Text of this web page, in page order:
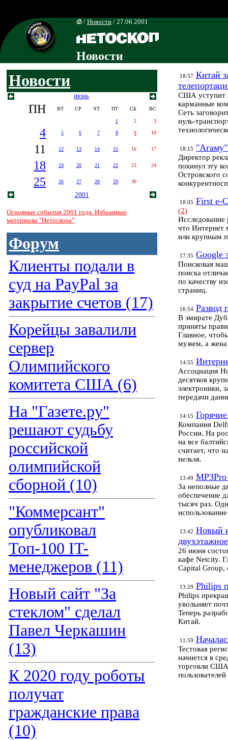
/ Новости / 27.06.2001
Новости
Новости
ИЮНЬ
ПН ВТ СР ЧТ ПТ СБ ВС
1 2 3
4 5 6 7 8 9 10
11 12 13 14 15 16 17
18 19 20 21 22 23 24
25 26 27 28 29 30
2001
Основные события 2001 года. Избранные
материалы "Нетоскопа"
Форум
Клиенты подали в
суд на PayPal за
закрытие счетов (17)
Корейцы завалили
сервер
Олимпийского
комитета США (6)
На "Газете.ру"
решают судьбу
российской
олимпийской
сборной (10)
"Коммерсант"
опубликовал
Топ-100 IT-
менеджеров (11)
Новый сайт "За
стеклом" сделал
Павел Черкашин
(13)
К 2020 году роботы
получат
гражданские права
(10)
18:57 Китай
США уступит
карманные
Сеть
нуль-
18:15
Директор
покинул эту
Островского
18:05 First e-
(2)
Исследование
что Интернет
или крупным
17:35 Google
Поисковая
поиска
по качеству
страниц.
16:54 Развод
В эмирате
приняты
Главное,
мужем, а жена
14:55
Ассоциация
десятков
электроники,
передачи
14:15
Компания Delfi
России. На
на все
считает, что
нельзя.
13:49 MP3Pro
За неполные
обеспечение
тысяч раз.
13:42 Новый
26 июня
кафе Netcity.
Capital Group,
13:29 Philips
Philips
увольняет
Теперь
Китай.
11:59
Тестовая
начнется в
торговли США